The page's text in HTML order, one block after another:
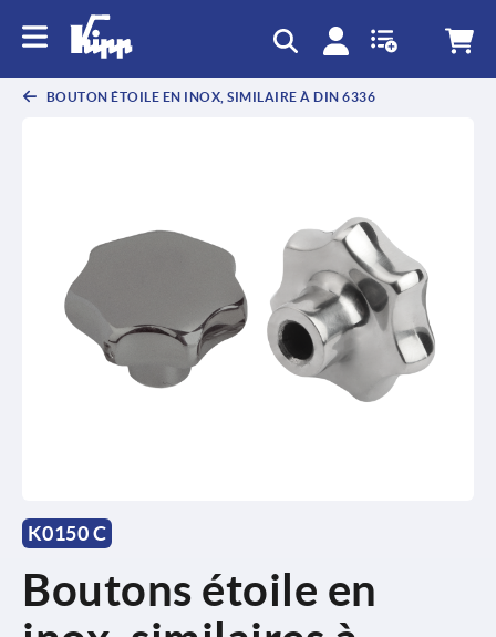
BOUTON ÉTOILE EN INOX, SIMILAIRE À DIN 6336
K0150 C
Boutons étoile en